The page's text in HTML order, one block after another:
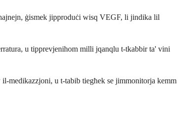
ġismek jipproduċi wisq VEGF, li jindika lil
u tipprevjenihom milli jqanqlu t-tkabbir ta' vini
medikazzjoni, u t-tabib tiegħek se jimmonitorja kemm